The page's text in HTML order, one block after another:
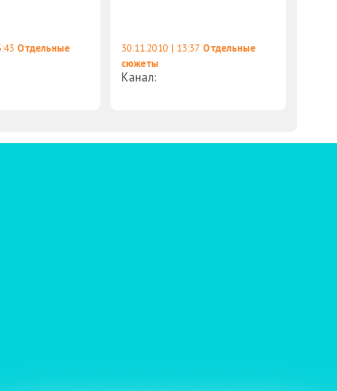
Отдельные
30.11.2010 | 13:37 Отдельные
сюжеты
Канал: